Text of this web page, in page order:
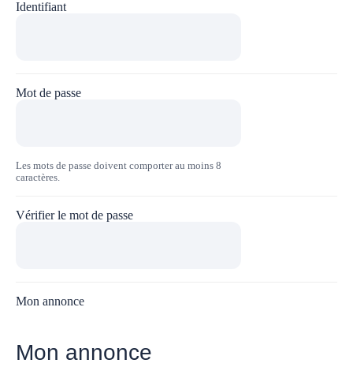
Identifiant
Mot de passe
Les mots de passe doivent comporter au moins 8
caractères.
Vérifier le mot de passe
Mon annonce
Mon annonce